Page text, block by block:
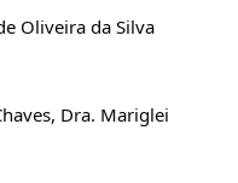
Oliveira da Silva
Dra. Mariglei